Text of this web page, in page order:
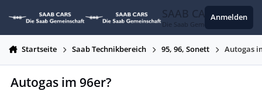
SAAB CARS
Die Saab Gemeinschaft
Anmelden
Startseite Saab Technikbereich 95, 96, Sonett Autogas
Autogas im 96er?